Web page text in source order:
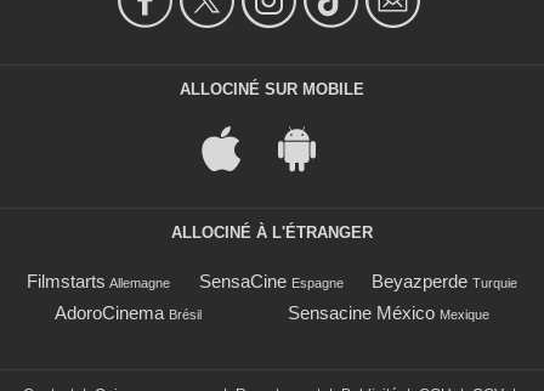
ALLOCINÉ SUR MOBILE
ALLOCINÉ À L'ÉTRANGER
Filmstarts Allemagne SensaCine Espagne Beyazperde Turquie
AdoroCinema Brésil Sensacine México Mexique